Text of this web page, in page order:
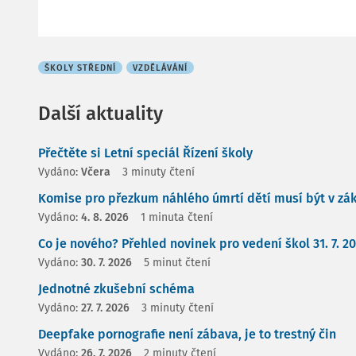
ŠKOLY STŘEDNÍ VZDĚLÁVÁNÍ
Další aktuality
Přečtěte si Letní speciál Řízení školy
Vydáno: Včera 3 minuty čtení
Komise pro přezkum náhlého úmrtí dětí musí být v
Vydáno: 4. 8. 2026 1 minuta čtení
Co je nového? Přehled novinek pro vedení škol 31. 7.
Vydáno: 30. 7. 2026 5 minut čtení
Jednotné zkušební schéma
Vydáno: 27. 7. 2026 3 minuty čtení
Deepfake pornografie není zábava, je to trestný čin
Vydáno: 26. 7. 2026 2 minuty čtení